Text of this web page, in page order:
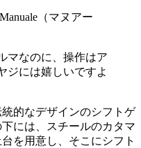
マなのに、操作はア
ジには嬉しいですよ
的なデザインのシフトゲ
には、スチールのカタマ
を用意し、そこにシフト